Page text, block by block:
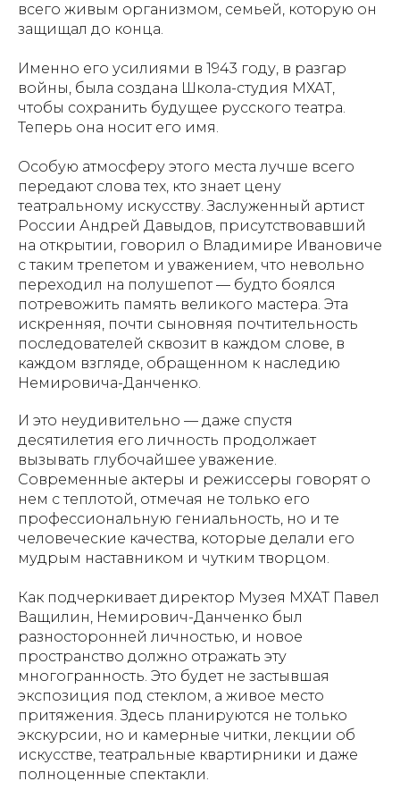
всего живым организмом, семьей, которую он
защищал до конца.
Именно его усилиями в 1943 году, в разгар
войны, была создана Школа-студия МХАТ,
чтобы сохранить будущее русского театра.
Теперь она носит его имя.
Особую атмосферу этого места лучше всего
передают слова тех, кто знает цену
театральному искусству. Заслуженный артист
России Андрей Давыдов, присутствовавший
на открытии, говорил о Владимире Ивановиче
с таким трепетом и уважением, что невольно
переходил на полушепот — будто боялся
потревожить память великого мастера. Эта
искренняя, почти сыновняя почтительность
последователей сквозит в каждом слове, в
каждом взгляде, обращенном к наследию
Немировича-Данченко.
И это неудивительно — даже спустя
десятилетия его личность продолжает
вызывать глубочайшее уважение.
Современные актеры и режиссеры говорят о
нем с теплотой, отмечая не только его
профессиональную гениальность, но и те
человеческие качества, которые делали его
мудрым наставником и чутким творцом.
Как подчеркивает директор Музея МХАТ Павел
Ващилин, Немирович-Данченко был
разносторонней личностью, и новое
пространство должно отражать эту
многогранность. Это будет не застывшая
экспозиция под стеклом, а живое место
притяжения. Здесь планируются не только
экскурсии, но и камерные читки, лекции об
искусстве, театральные квартирники и даже
полноценные спектакли.